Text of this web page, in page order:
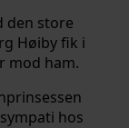
den store
Høiby fik i
mod ham.
hos